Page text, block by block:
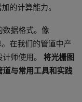
的计算能力。
据格式。像
在我们的管道中产
师使用。 将光栅图
与常用工具和实践